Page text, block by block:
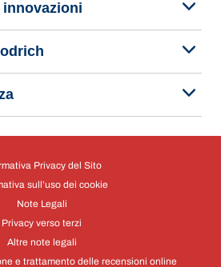
Privacy del Sito
sull’uso dei cookie
Note Legali
Privacy verso terzi
Altre note legali
e trattamento delle recensioni online